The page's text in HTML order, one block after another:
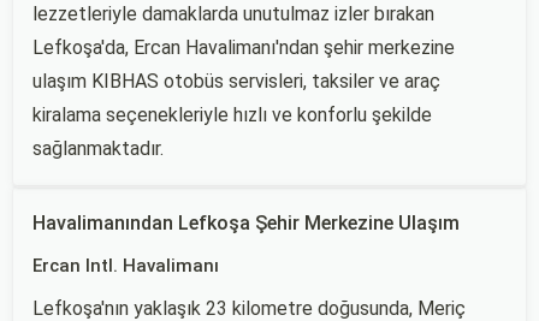
lezzetleriyle damaklarda unutulmaz izler bırakan
Lefkoşa'da, Ercan Havalimanı'ndan şehir merkezine
ulaşım KIBHAS otobüs servisleri, taksiler ve araç
kiralama seçenekleriyle hızlı ve konforlu şekilde
sağlanmaktadır.
Havalimanından Lefkoşa Şehir Merkezine Ulaşım
Ercan Intl. Havalimanı
Lefkoşa'nın yaklaşık 23 kilometre doğusunda, Meriç